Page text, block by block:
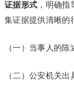
证据形式 ，明确
集证据提供清晰的
（一）当事人的陈
（二）公安机关